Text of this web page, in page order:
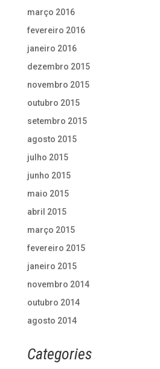
março 2016
fevereiro 2016
janeiro 2016
dezembro 2015
novembro 2015
outubro 2015
setembro 2015
agosto 2015
julho 2015
junho 2015
maio 2015
abril 2015
março 2015
fevereiro 2015
janeiro 2015
novembro 2014
outubro 2014
agosto 2014
Categories